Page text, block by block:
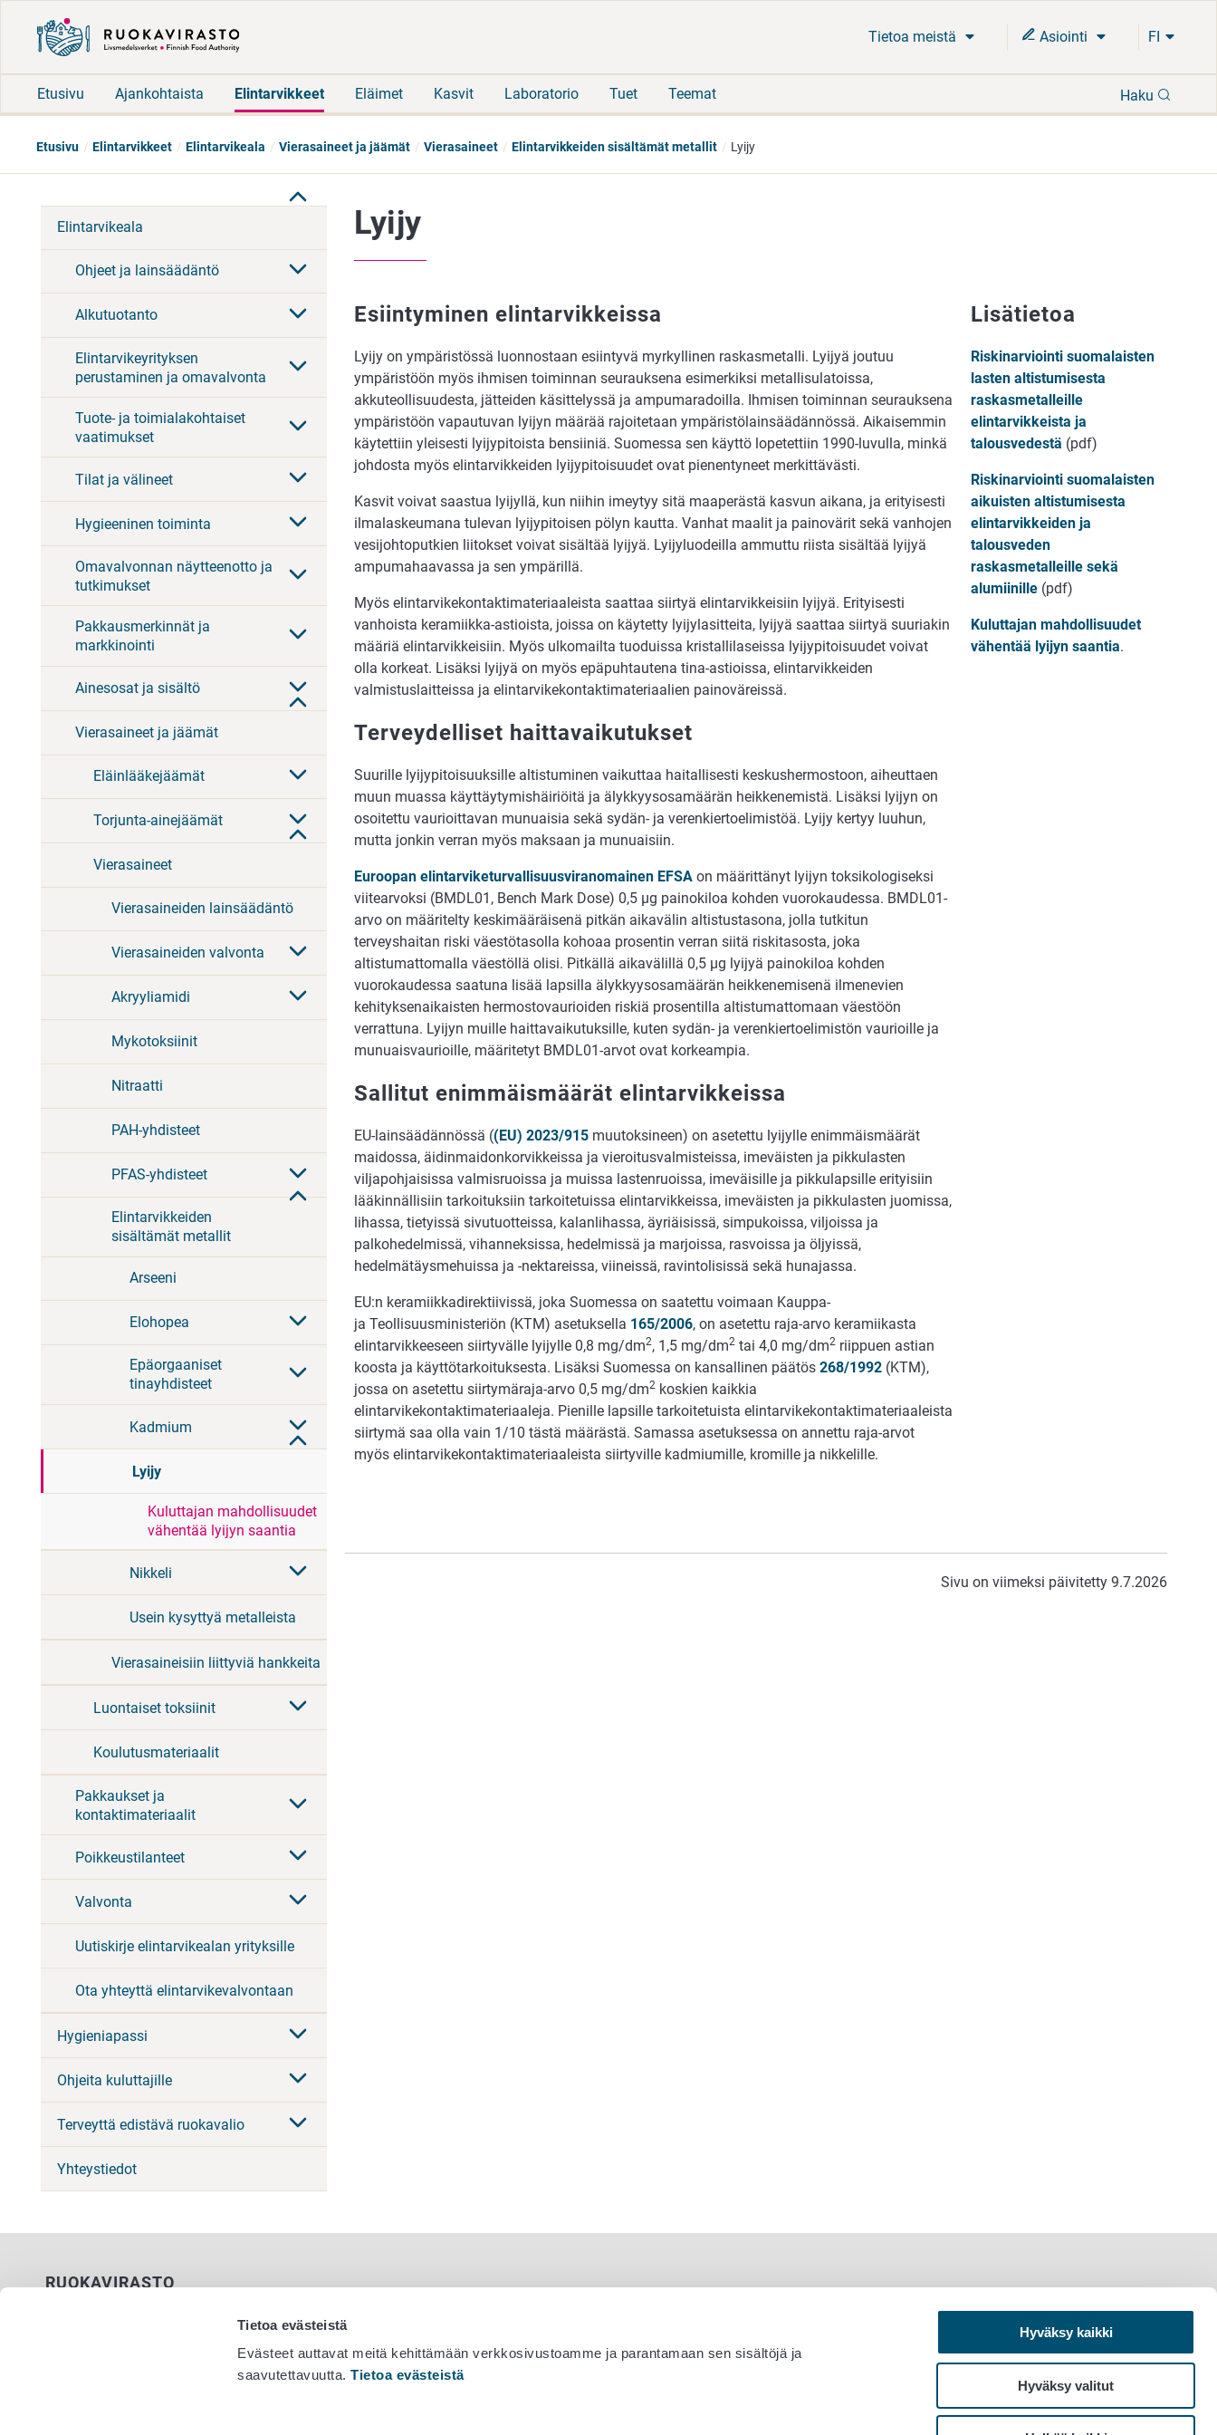
Tietoa evästeistä
Evästeet auttavat meitä kehittämään verkkosivustoamme ja parantamaan sen sisältöjä ja
saavutettavuutta.Tietoa evästeistä
Hyväksy kaikki
Hyväksy valitut
Tietoa meistä Asiointi FI
Etusivu Ajankohtaista Elintarvikkeet Eläimet Kasvit Laboratorio Tuet Teemat Haku
Etusivu Elintarvikkeet Elintarvikeala Vierasaineet ja jäämät Vierasaineet Elintarvikkeiden sisältämät metallit Lyijy
Elintarvikeala
Ohjeet ja lainsäädäntö
Alkutuotanto
Elintarvikeyrityksen
perustaminen ja omavalvonta
Tuote- ja toimialakohtaiset
vaatimukset
Tilat ja välineet
Hygieeninen toiminta
Omavalvonnan näytteenotto ja
tutkimukset
Pakkausmerkinnät ja
markkinointi
Ainesosat ja sisältö
Vierasaineet ja jäämät
Eläinlääkejäämät
Torjunta-ainejäämät
Vierasaineet
Vierasaineiden lainsäädäntö
Vierasaineiden valvonta
Akryyliamidi
Mykotoksiinit
Nitraatti
PAH-yhdisteet
PFAS-yhdisteet
Elintarvikkeiden
sisältämät metallit
Arseeni
Elohopea
Epäorgaaniset
tinayhdisteet
Kadmium
Lyijy
Kuluttajan mahdollisuudet
vähentää lyijyn saantia
Nikkeli
Usein kysyttyä metalleista
Vierasaineisiin liittyviä hankkeita
Luontaiset toksiinit
Koulutusmateriaalit
Pakkaukset ja
kontaktimateriaalit
Poikkeustilanteet
Valvonta
Uutiskirje elintarvikealan yrityksille
Ota yhteyttä elintarvikevalvontaan
Hygieniapassi
Ohjeita kuluttajille
Terveyttä edistävä ruokavalio
Yhteystiedot
Lyijy
Esiintyminen elintarvikkeissa
Lyijy on ympäristössä luonnostaan esiintyvä myrkyllinen raskasmetalli. Lyijyä joutuu
ympäristöön myös ihmisen toiminnan seurauksena esimerkiksi metallisulatoissa,
akkuteollisuudesta, jätteiden käsittelyssä ja ampumaradoilla. Ihmisen toiminnan seurauksena
ympäristöön vapautuvan lyijyn määrää rajoitetaan ympäristölainsäädännössä. Aikaisemmin
käytettiin yleisesti lyijypitoista bensiiniä. Suomessa sen käyttö lopetettiin 1990-luvulla, minkä
johdosta myös elintarvikkeiden lyijypitoisuudet ovat pienentyneet merkittävästi.
Kasvit voivat saastua lyijyllä, kun niihin imeytyy sitä maaperästä kasvun aikana, ja erityisesti
ilmalaskeumana tulevan lyijypitoisen pölyn kautta. Vanhat maalit ja painovärit sekä vanhojen
vesijohtoputkien liitokset voivat sisältää lyijyä. Lyijyluodeilla ammuttu riista sisältää lyijyä
ampumahaavassa ja sen ympärillä.
Myös elintarvikekontaktimateriaaleista saattaa siirtyä elintarvikkeisiin lyijyä. Erityisesti
vanhoista keramiikka-astioista, joissa on käytetty lyijylasitteita, lyijyä saattaa siirtyä suuriakin
määriä elintarvikkeisiin. Myös ulkomailta tuoduissa kristallilaseissa lyijypitoisuudet voivat
olla korkeat. Lisäksi lyijyä on myös epäpuhtautena tina-astioissa, elintarvikkeiden
valmistuslaitteissa ja elintarvikekontaktimateriaalien painoväreissä.
Terveydelliset haittavaikutukset
Suurille lyijypitoisuuksille altistuminen vaikuttaa haitallisesti keskushermostoon, aiheuttaen
muun muassa käyttäytymishäiriöitä ja älykkyysosamäärän heikkenemistä. Lisäksi lyijyn on
osoitettu vaurioittavan munuaisia sekä sydän- ja verenkiertoelimistöä. Lyijy kertyy luuhun,
mutta jonkin verran myös maksaan ja munuaisiin.
Euroopan elintarviketurvallisuusviranomainen EFSA on määrittänyt lyijyn toksikologiseksi
viitearvoksi (BMDL01, Bench Mark Dose) 0,5 µg painokiloa kohden vuorokaudessa. BMDL01-
arvo on määritelty keskimääräisenä pitkän aikavälin altistustasona, jolla tutkitun
terveyshaitan riski väestötasolla kohoaa prosentin verran siitä riskitasosta, joka
altistumattomalla väestöllä olisi. Pitkällä aikavälillä 0,5 µg lyijyä painokiloa kohden
vuorokaudessa saatuna lisää lapsilla älykkyysosamäärän heikkenemisenä ilmenevien
kehityksenaikaisten hermostovaurioiden riskiä prosentilla altistumattomaan väestöön
verrattuna. Lyijyn muille haittavaikutuksille, kuten sydän- ja verenkiertoelimistön vaurioille ja
munuaisvaurioille, määritetyt BMDL01-arvot ovat korkeampia.
Sallitut enimmäismäärät elintarvikkeissa
EU-lainsäädännössä ((EU) 2023/915 muutoksineen) on asetettu lyijylle enimmäismäärät
maidossa, äidinmaidonkorvikkeissa ja vieroitusvalmisteissa, imeväisten ja pikkulasten
viljapohjaisissa valmisruoissa ja muissa lastenruoissa, imeväisille ja pikkulapsille erityisiin
lääkinnällisiin tarkoituksiin tarkoitetuissa elintarvikkeissa, imeväisten ja pikkulasten juomissa,
lihassa, tietyissä sivutuotteissa, kalanlihassa, äyriäisissä, simpukoissa, viljoissa ja
palkohedelmissä, vihanneksissa, hedelmissä ja marjoissa, rasvoissa ja öljyissä,
hedelmätäysmehuissa ja -nektareissa, viineissä, ravintolisissä sekä hunajassa.
EU:n keramiikkadirektiivissä, joka Suomessa on saatettu voimaan Kauppa-
ja Teollisuusministeriön (KTM) asetuksella 165/2006, on asetettu raja-arvo keramiikasta
elintarvikkeeseen siirtyvälle lyijylle 0,8 mg/dm2, 1,5 mg/dm2 tai 4,0 mg/dm2 riippuen astian
koosta ja käyttötarkoituksesta. Lisäksi Suomessa on kansallinen päätös 268/1992 (KTM),
jossa on asetettu siirtymäraja-arvo 0,5 mg/dm2 koskien kaikkia
elintarvikekontaktimateriaaleja. Pienille lapsille tarkoitetuista elintarvikekontaktimateriaaleista
siirtymä saa olla vain 1/10 tästä määrästä. Samassa asetuksessa on annettu raja-arvot
myös elintarvikekontaktimateriaaleista siirtyville kadmiumille, kromille ja nikkelille.
Lisätietoa
Riskinarviointi suomalaisten
lasten altistumisesta
raskasmetalleille
elintarvikkeista ja
talousvedestä (pdf)
Riskinarviointi suomalaisten
aikuisten altistumisesta
elintarvikkeiden ja
talousveden
raskasmetalleille sekä
alumiinille (pdf)
Kuluttajan mahdollisuudet
vähentää lyijyn saantia.
Sivu on viimeksi päivitetty 9.7.2026
RUOKAVIRASTO